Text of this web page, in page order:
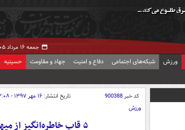
جمعه ۱۶ مرداد ۱۴۰۵ -
ورزش شبکه‌های اجتماعی دفاع و امنیت جهاد و مقاومت حسینیه
کد خبر900388 تاریخ انتشار: ۱۶ مهر ۱۳۹۷ - ۱۳:۰۸
ورزش
۵ قاب خاطره‌انگیز از میهمان امشب نود +عکس